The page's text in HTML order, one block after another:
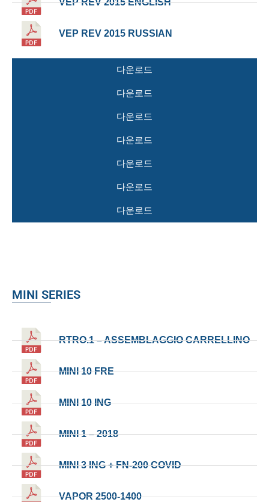
VEP REV 2015 ENGLISH
VEP REV 2015 RUSSIAN
다운로드
다운로드
다운로드
다운로드
다운로드
다운로드
다운로드
MINI SERIES
RTRO.1 – ASSEMBLAGGIO CARRELLINO
MINI 10 FRE
MINI 10 ING
MINI 1 – 2018
MINI 3 ING + FN-200 COVID
VAPOR 2500-1400